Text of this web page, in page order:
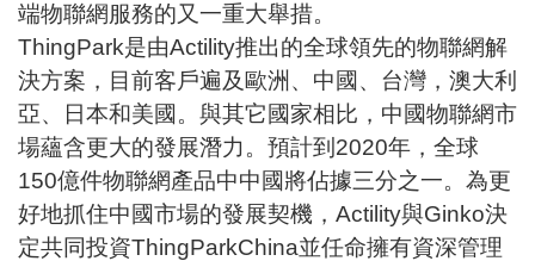
端物聯網服務的又一重大舉措。
ThingPark是由Actility推出的全球領先的物聯網解
決方案，目前客戶遍及歐洲、中國、台灣，澳大利
亞、日本和美國。與其它國家相比，中國物聯網市
場蘊含更大的發展潛力。預計到2020年，全球
150億件物聯網產品中中國將佔據三分之一。為更
好地抓住中國市場的發展契機，Actility與Ginko決
定共同投資ThingParkChina並任命擁有資深管理